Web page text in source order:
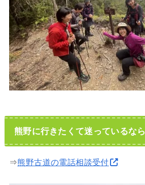
熊野に行きたくて迷っているなら
⇒熊野古道の電話相談受付